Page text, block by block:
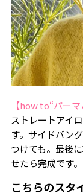
【how to“パーマ
ストレートアイ
す。サイドバン
つけても。最後
せたら完成です
こちらのスタ